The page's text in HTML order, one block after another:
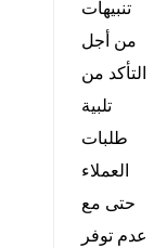
تنبيهات
من أجل
التأكد من
تلبية
طلبات
العملاء
حتى مع
عدم توفر